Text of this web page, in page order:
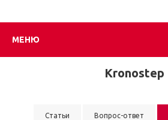
МЕНЮ
Kronostep
Статьи Вопрос-ответ